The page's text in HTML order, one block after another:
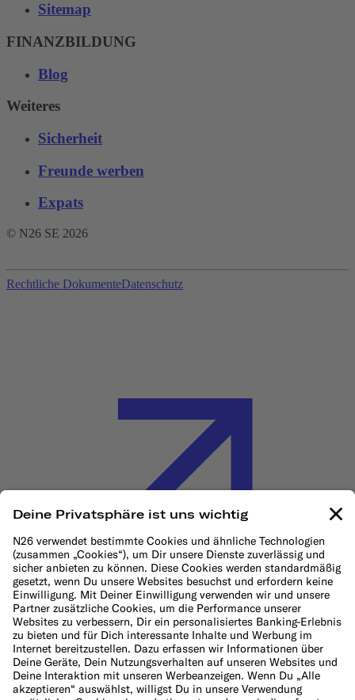
Sitemap
FINANZBILDUNG
Blog
Weiteres
Sicherheit
Freunde werben
Expats
© N26 SE 2026
Rechtliche DokumenteDatenschutz
Cookie-Richtlinie